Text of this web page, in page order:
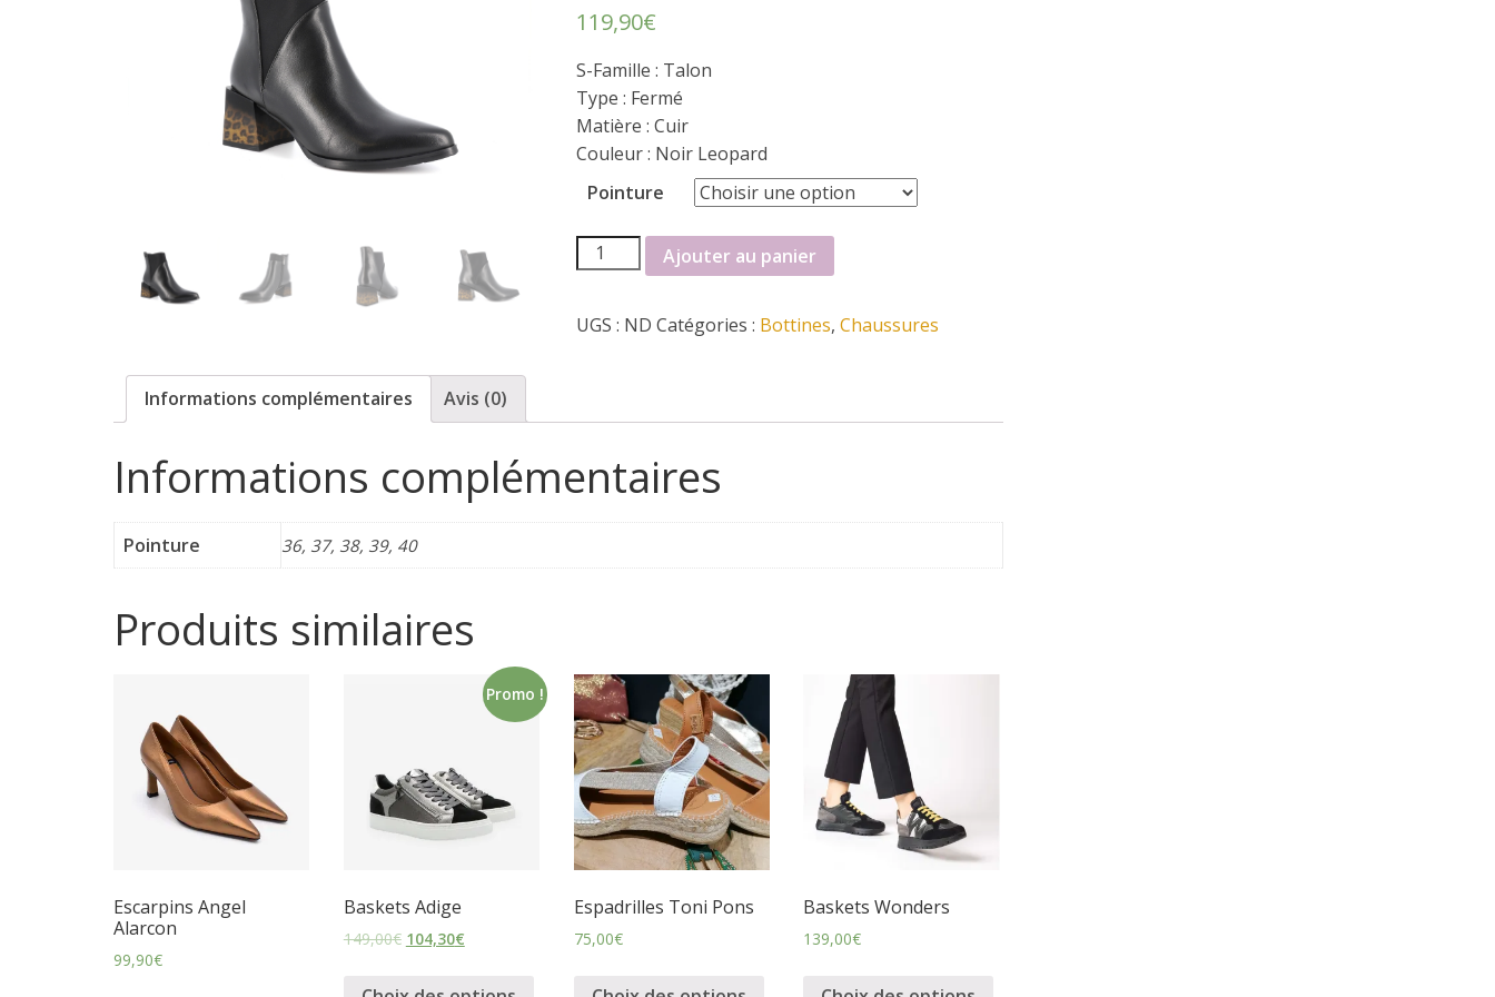
ê
t
à
p
o
f
é
119,90€
S-Famille : Talon
Type : Fermé
Matière : Cuir
Couleur : Noir Leopard
Pointure
quantité
de
Metamorf'ose
Ajouter au panier
UGS : ND Catégories : Bottines, Chaussures
Informations complémentaires Avis (0)
Informations complémentaires
Pointure 36, 37, 38, 39, 40
Produits similaires
Escarpins Angel
Alarcon
99,90€
Promo !
Baskets Adige
149,00€ 104,30€
Espadrilles Toni Pons
75,00€
Baskets Wonders
139,00€